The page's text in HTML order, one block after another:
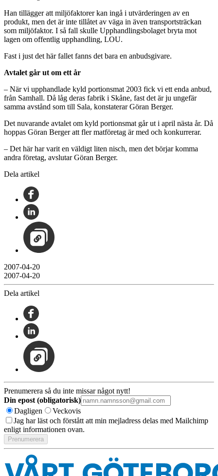
Han tillägger att miljöfaktorer kan ingå i utvärderingen av en
produkt, men det är inte tillåtet av väga in även transportsträckan
som miljöfaktor. I så fall skulle Upphandlingsbolaget bryta mot
lagen om offentlig upphandling, LOU.
Fast i just det här fallet fanns det bara en anbudsgivare.
Avtalet går ut om ett år
– När vi upphandlade kyld portionsmat 2003 fick vi ett enda anbud,
från Samhall. Då låg deras fabrik i Skåne, fast det är ju ungefär
samma avstånd som till Sala, konstaterar Göran Berger.
Det nuvarande avtalet om kyld portionsmat går ut i april nästa år. Då
hoppas Göran Berger att fler matföretag är med och konkurrerar.
– Det här har varit en väldigt liten nisch, men det börjar komma
andra företag, avslutar Göran Berger.
Dela artikel
2007-04-20
2007-04-20
Dela artikel
Prenumerera så du inte missar något nytt!
Din epost (obligatorisk)
Dagligen
Veckovis
Jag har läst och förstått att min mejladress delas med Mailchimp
enligt informationen ovan.